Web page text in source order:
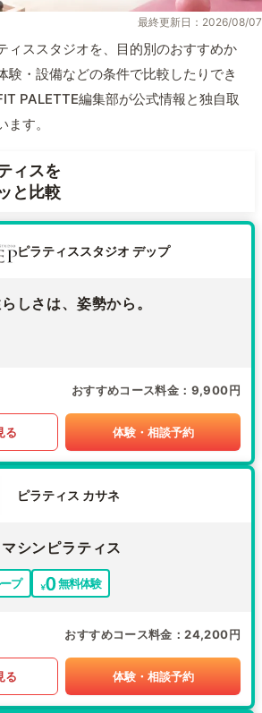
最終更新日：2026/08/07
ィススタジオを、目的別のおすすめか
験・設備などの条件で比較したりでき
PALETTE編集部が公式情報と独自取
す。
ィスを
と比較
ピラティススタジオ デップ
しさは、姿勢から。
おすすめコース料金 9,900円
る 体験・相談予約
ピラティス カサネ
マシンピラティス
プ 無料体験
おすすめコース料金 24,200円
る 体験・相談予約